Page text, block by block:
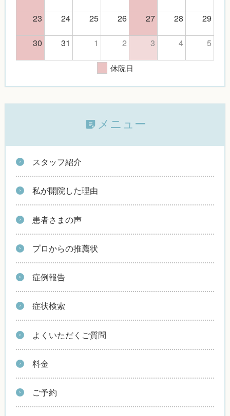
23
24 25 26 27 28
29
30
31 1 2 3 4 5
休院日
メニュー
スタッフ紹介
私が開院した理由
患者さまの声
プロからの推薦状
症例報告
症状検索
よくいただくご質問
料金
ご予約